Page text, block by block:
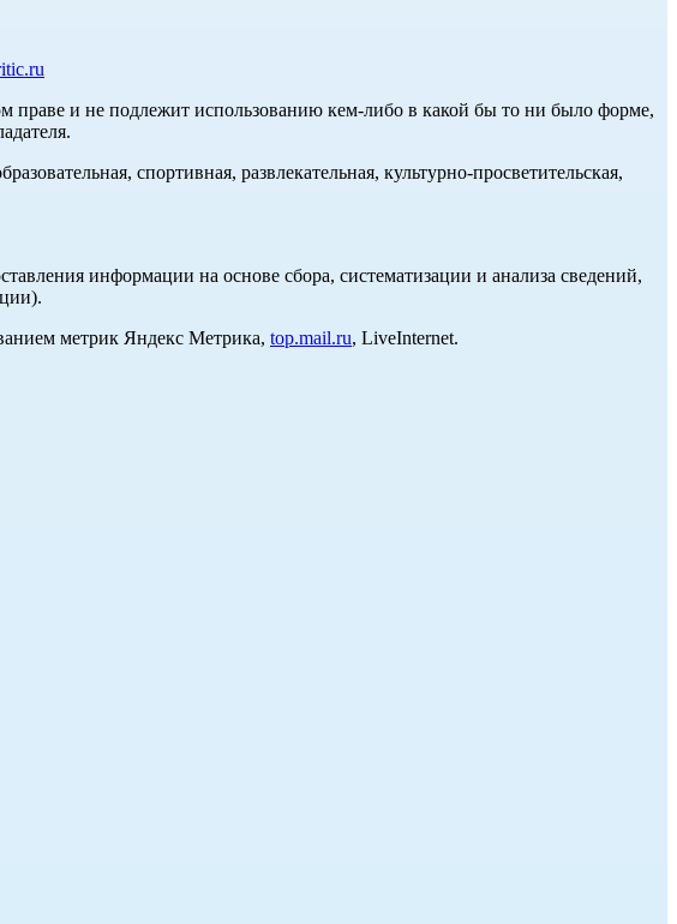
праве и не подлежит использованию кем-либо в какой бы то ни было форме,
спортивная, развлекательная, культурно-просветительская,
информации на основе сбора, систематизации и анализа сведений,
метрик Яндекс Метрика, top.mail.ru, LiveInternet.